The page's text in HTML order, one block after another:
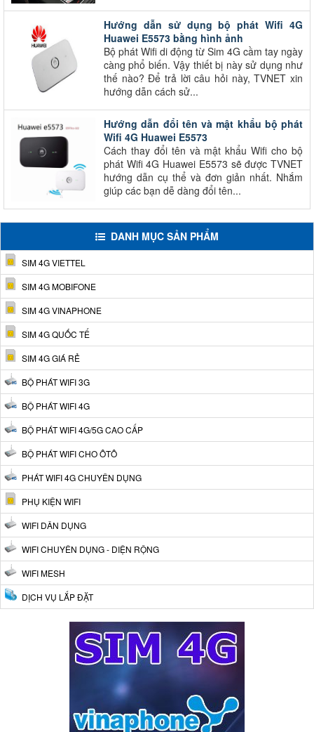
Hướng dẫn sử dụng bộ phát Wifi 4G
Huawei E5573 bằng hình ảnh
Bộ phát Wifi di động từ Sim 4G cầm tay ngày
càng phổ biến. Vậy thiết bị này sử dụng như
thế nào? Để trả lời câu hỏi này, TVNET xin
hướng dẫn cách sử...
Hướng dẫn đổi tên và mật khẩu bộ phát
Wifi 4G Huawei E5573
Cách thay đổi tên và mật khẩu Wifi cho bộ
phát Wifi 4G Huawei E5573 sẽ được TVNET
hướng dẫn cụ thể và đơn giản nhất. Nhắm
giúp các bạn dễ dàng đổi tên...
DANH MỤC SẢN PHẨM
SIM 4G VIETTEL
SIM 4G MOBIFONE
SIM 4G VINAPHONE
SIM 4G QUỐC TẾ
SIM 4G GIÁ RẺ
BỘ PHÁT WIFI 3G
BỘ PHÁT WIFI 4G
BỘ PHÁT WIFI 4G/5G CAO CẤP
BỘ PHÁT WIFI CHO ÔTÔ
PHÁT WIFI 4G CHUYÊN DỤNG
PHỤ KIỆN WIFI
WIFI DÂN DỤNG
WIFI CHUYÊN DỤNG - DIỆN RỘNG
WIFI MESH
DỊCH VỤ LẮP ĐẶT